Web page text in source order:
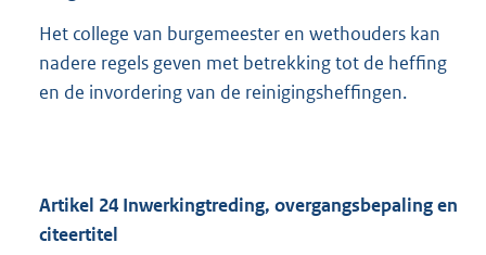
Het college van burgemeester en wethouders kan
nadere regels geven met betrekking tot de heffing
en de invordering van de reinigingsheffingen.
Artikel 24 Inwerkingtreding, overgangsbepaling en
citeertitel